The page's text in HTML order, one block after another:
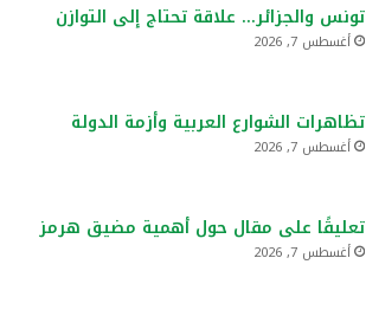
تونس والجزائر… علاقة تحتاج إلى التوازن
أغسطس 7, 2026
تظاهرات الشوارع العربية وأزمة الدولة
أغسطس 7, 2026
تعليقًا على مقال حول أهمية مضيق هرمز
أغسطس 7, 2026